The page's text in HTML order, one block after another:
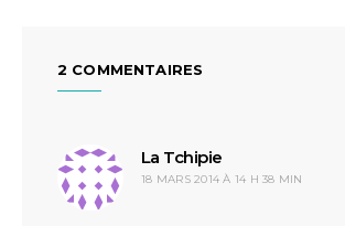
2 COMMENTAIRES
La Tchipie
18 MARS 2014 À 14 H 38 MIN